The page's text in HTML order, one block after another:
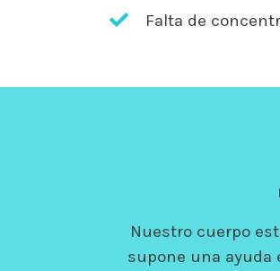
Falta de
Nuestro cuerpo
supone una ayuda